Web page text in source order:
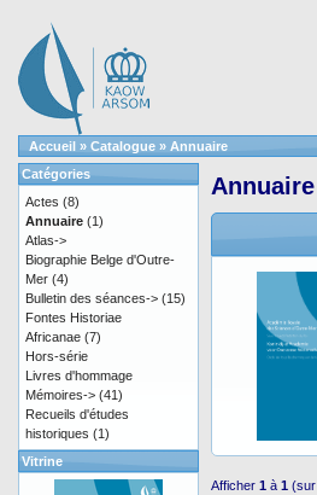
Accueil » Catalogue » Annuaire
Annuaire
Afficher 1 à 1 (sur
Catégories
Actes (8)
Annuaire (1)
Atlas->
Biographie Belge d'Outre-
Mer (4)
Bulletin des séances-> (15)
Fontes Historiae
Africanae (7)
Hors-série
Livres d'hommage
Mémoires-> (41)
Recueils d'études
historiques (1)
Vitrine